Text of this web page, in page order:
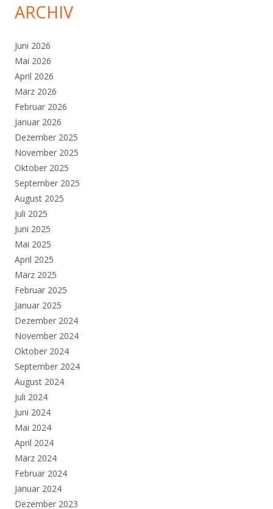
ARCHIV
Juni 2026
Mai 2026
April 2026
März 2026
Februar 2026
Januar 2026
Dezember 2025
November 2025
Oktober 2025
September 2025
August 2025
Juli 2025
Juni 2025
Mai 2025
April 2025
März 2025
Februar 2025
Januar 2025
Dezember 2024
November 2024
Oktober 2024
September 2024
August 2024
Juli 2024
Juni 2024
Mai 2024
April 2024
März 2024
Februar 2024
Januar 2024
Dezember 2023